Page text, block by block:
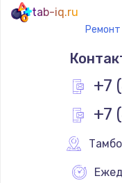
tab-iq.ru
+7
+7